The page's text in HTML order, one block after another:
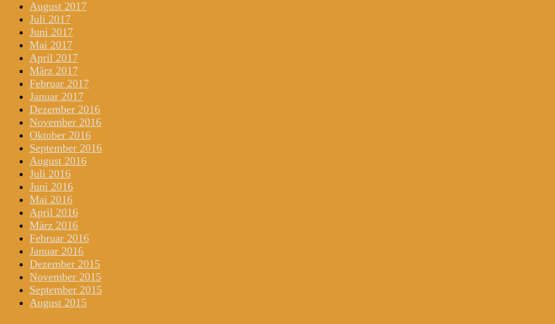
August 2017
Juli 2017
Juni 2017
Mai 2017
April 2017
März 2017
Februar 2017
Januar 2017
Dezember 2016
November 2016
Oktober 2016
September 2016
August 2016
Juli 2016
Juni 2016
Mai 2016
April 2016
März 2016
Februar 2016
Januar 2016
Dezember 2015
November 2015
September 2015
August 2015